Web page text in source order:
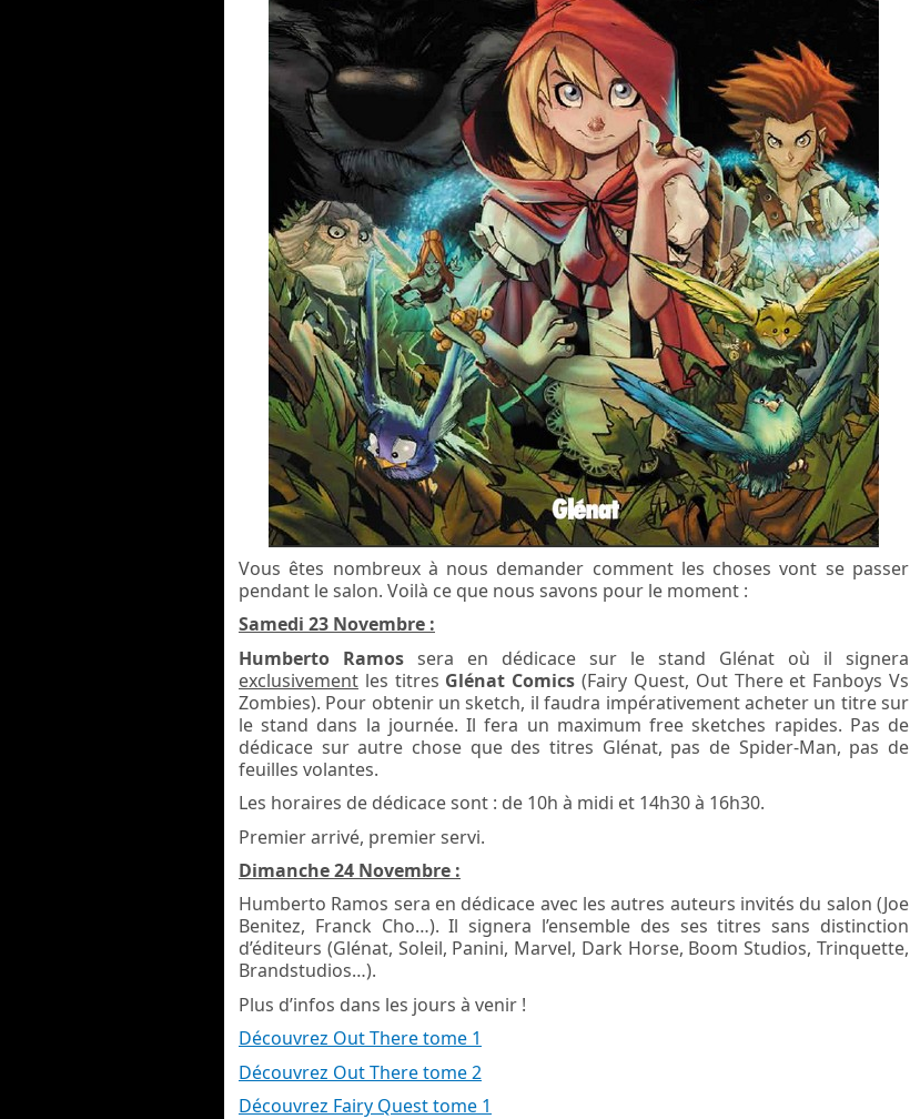
Vous êtes nombreux à nous demander comment les choses vont se passer
pendant le salon. Voilà ce que nous savons pour le moment :
Samedi 23 Novembre :
Humberto Ramos sera en dédicace sur le stand Glénat où il signera
exclusivement les titres Glénat Comics(Fairy Quest, Out There et Fanboys Vs
Zombies). Pour obtenir un sketch, il faudra impérativement acheter un titre sur
le stand dans la journée.Il fera un maximum free sketches rapides. Pas de
dédicace sur autre chose que des titres Glénat, pas de Spider-Man, pas de
feuilles volantes.
Les horaires de dédicace sont : de 10h à midi et 14h30 à 16h30.
Premier arrivé, premier servi.
Dimanche 24 Novembre :
Humberto Ramos sera en dédicace avec les autres auteurs invités du salon (Joe
Benitez, Franck Cho…). Il signera l’ensemble des ses titres sans distinction
d’éditeurs (Glénat, Soleil, Panini, Marvel, Dark Horse, Boom Studios, Trinquette,
Brandstudios…).
Plus d’infos dans les jours à venir !
Découvrez Out There tome 1
Découvrez Out There tome 2
Découvrez Fairy Quest tome 1